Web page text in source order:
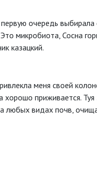
очередь
микробиота, Сосна
казацкий.
меня своей
хорошо приживается.
любых видах почв,